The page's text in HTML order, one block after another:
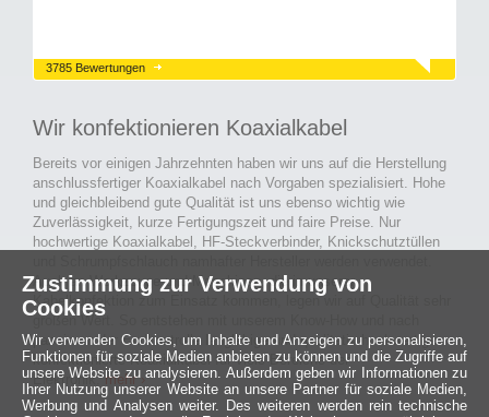
3785 Bewertungen
Wir konfektionieren Koaxialkabel
Bereits vor einigen Jahrzehnten haben wir uns auf die Herstellung
anschlussfertiger Koaxialkabel nach Vorgaben spezialisiert. Hohe
und gleichbleibend gute Qualität ist uns ebenso wichtig wie
Zuverlässigkeit, kurze Fertigungszeit und faire Preise. Nur
hochwertige Koaxialkabel, HF-Steckverbinder, Knickschutztüllen
Auch an Werkzeuge und Maschinen, die in unserer
Kabelkonfektion zum Einsatz kommen, legen wir auf Qualität sehr
großen Wert. So entstehen mit unserem Know-How und nach
passieren der Endkontrolle langlebige und qualitativ hochwertige
konfektionierte Koaxialkabel für viele Bereiche der
Elektronik.mehr ›
Zustimmung zur Verwendung von
Cookies
Wir verwenden Cookies, um Inhalte und Anzeigen zu personalisieren,
Funktionen für soziale Medien anbieten zu können und die Zugriffe auf
unsere Website zu analysieren. Außerdem geben wir Informationen zu
Ihrer Nutzung unserer Website an unsere Partner für soziale Medien,
Werbung und Analysen weiter. Des weiteren werden rein technische